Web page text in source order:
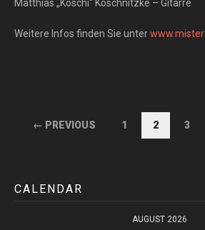
Matthias „Koschi“ Koschnitzke – Gitarre
Weitere Infos finden Sie unter
← PREVIOUS 1 2 3
CALENDAR
AUGUST 2026